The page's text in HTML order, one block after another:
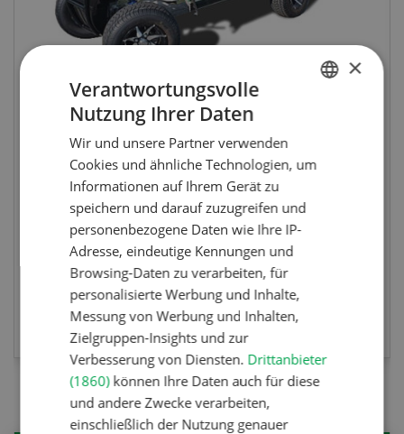
Fotorätsel 07-08/26
Gewinnen Sie eines von fünf LANDI
Taschenmessern
JETZT TEILNEHMEN
×
Verantwortungsvolle
Nutzung Ihrer Daten
Wir und unsere Partner verwenden
Cookies und ähnliche Technologien, um
Informationen auf Ihrem Gerät zu
speichern und darauf zuzugreifen und
personenbezogene Daten wie Ihre IP-
Adresse, eindeutige Kennungen und
Browsing-Daten zu verarbeiten, für
personalisierte Werbung und Inhalte,
Messung von Werbung und Inhalten,
Zielgruppen-Insights und zur
Verbesserung von Diensten. Drittanbieter
(1860)können Ihre Daten auch für diese
und andere Zwecke verarbeiten,
einschließlich der Nutzung genauer